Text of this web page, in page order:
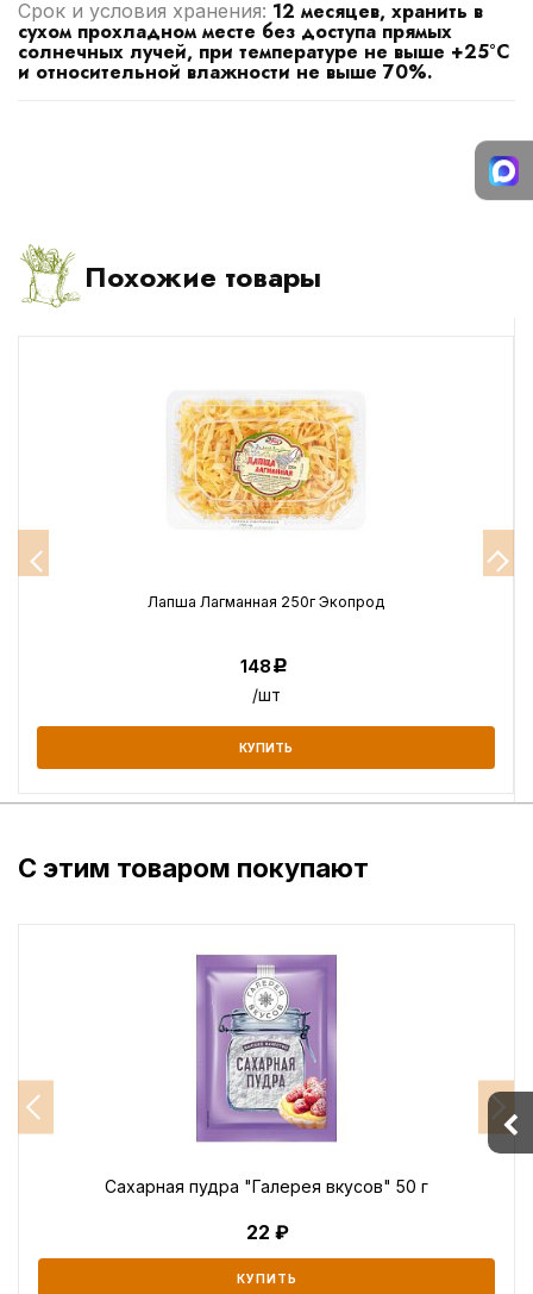
Срок и условия хранения: 12 месяцев, хранить в
сухом прохладном месте без доступа прямых
солнечных лучей, при температуре не выше +25°С
и относительной влажности не выше 70%.
Похожие товары
Лапша Лагманная 250г Экопрод
148Р
/шт
КУПИТЬ
С этим товаром покупают
Сахарная пудра "Галерея вкусов" 50 г
22
КУПИТЬ